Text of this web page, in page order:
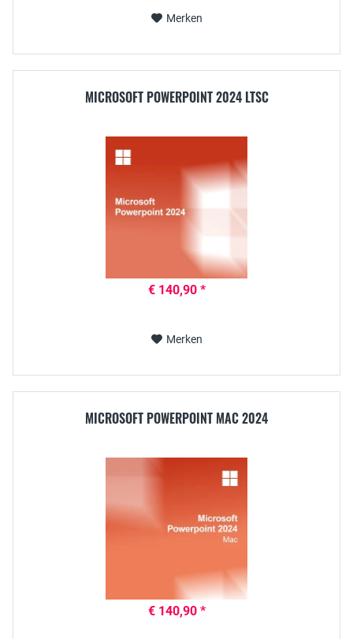
Merken
MICROSOFT POWERPOINT 2024 LTSC
€ 140,90 *
Merken
MICROSOFT POWERPOINT MAC 2024
€ 140,90 *